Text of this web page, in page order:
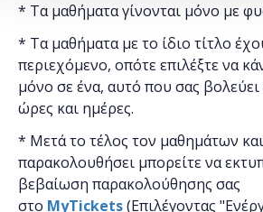
* Τα μαθήματα γίνονται μόνο με
* Τα μαθήματα με το ίδιο τίτλο
περιεχόμενο, οπότε επιλέξτε να
μόνο σε ένα, αυτό που σας
ώρες και ημέρες.
* Μετά το τέλος τον μαθημάτων
παρακολουθήσει μπορείτε να
βεβαίωση παρακολούθησης ​σας
στο MyTickets(Επιλέγοντας